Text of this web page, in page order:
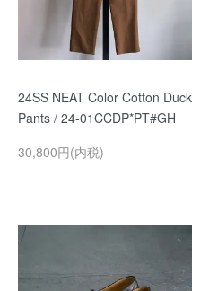
24SS NEAT Color Cotton Duck
Pants / 24-01CCDP*PT#GH
30,800円(内税)